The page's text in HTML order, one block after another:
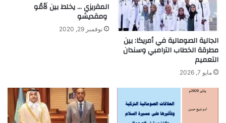
الجالية الصومالية في أمريكا: بين
مطرقة الخطاب الترامبي وسندان
التعميم
مايو 7, 2026
المقريزي … يخلط بين لَاْمُو
ومقديشو
نوفمبر 29, 2020